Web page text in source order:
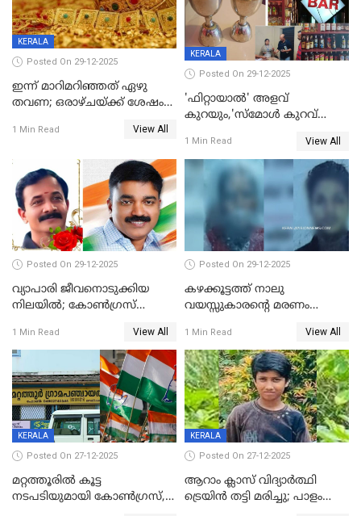
KERALA
Posted On 29-12-2025
ഇന്ന് മാറിമറിഞ്ഞത് ഏഴു
തവണ; ഒരാഴ്ചയ്ക്ക് ശേഷം
1 Min Read View All
KERALA
Posted On 29-12-2025
'ഫിറ്റായാൽ' അളവ്
കുറയും,'സ്‌മോൾ കുറവ്
പിഴ
1 Min Read View All
Posted On 29-12-2025
വ്യാപാരി ജീവനൊടുക്കിയ
നിലയില്‍; കോണ്‍ഗ്രസ്
മാനസികപീഡനമെന്ന് കുറിപ്പ്
1 Min Read View All
Posted On 29-12-2025
കഴക്കൂട്ടത്ത് നാലു
വയസ്സുകാരന്റെ മരണം
സുഹൃത്തും പൊലീസ്
കസ്റ്റഡിയിൽ
1 Min Read View All
KERALA
Posted On 27-12-2025
മറ്റത്തൂരിൽ കൂട്ട
നടപടിയുമായി കോണ്‍ഗ്രസ്,
KERALA
Posted On 27-12-2025
ആറാം ക്ലാസ് വിദ്യാർത്ഥി
ട്രെയിൻ തട്ടി മരിച്ചു; പാളം